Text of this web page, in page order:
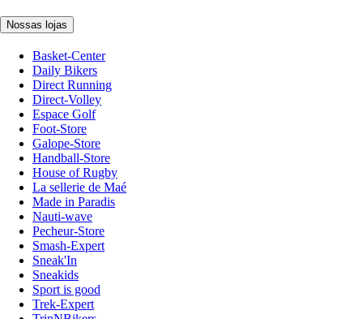
Nossas lojas
Basket-Center
Daily Bikers
Direct Running
Direct-Volley
Espace Golf
Foot-Store
Galope-Store
Handball-Store
House of Rugby
La sellerie de Maé
Made in Paradis
Nauti-wave
Pecheur-Store
Smash-Expert
Sneak'In
Sneakids
Sport is good
Trek-Expert